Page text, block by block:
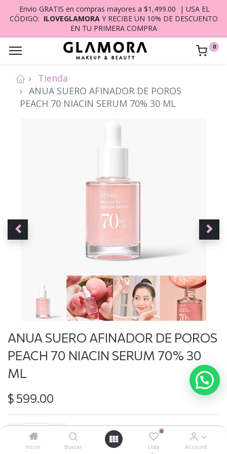
Inicio Buscar
0
Lista
Account
Envio GRATIS en compras mayores a $1,499.00 | USA EL
CÓDIGO: ILOVEGLAMORA Y RECIBE UN 10% DE DESCUENTO
EN TU PRIMERA COMPRA
0
Tienda
ANUA SUERO AFINADOR DE POROS
PEACH 70 NIACIN SERUM 70% 30 ML
ANUA SUERO AFINADOR DE POROS
PEACH 70 NIACIN SERUM 70% 30
ML
$ 599.00